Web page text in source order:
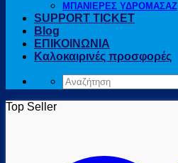
ΜΠΑΝΙΕΡΕΣ ΥΔΡΟΜΑΣΑΖ
SUPPORT TICKET
Blog
ΕΠΙΚΟΙΝΩΝΙΑ
Καλοκαιρινές προσφορές
Αναζήτηση
για:
Top Seller